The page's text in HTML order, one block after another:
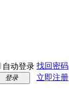
自动登录 找回密码
登录
立即注册